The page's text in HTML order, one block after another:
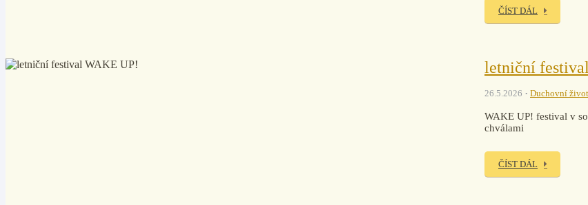
ČÍST DÁL
letniční
26.5.2026 Duchovní život
WAKE UP! festival v
chválami
ČÍST DÁL